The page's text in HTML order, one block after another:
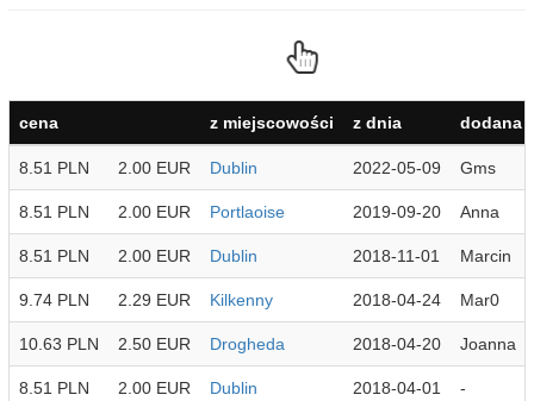
cena z miejscowości z dnia dodana
8.51 PLN 2.00 EUR Dublin 2022-05-09 Gms
8.51 PLN 2.00 EUR Portlaoise 2019-09-20 Anna
8.51 PLN 2.00 EUR Dublin 2018-11-01 Marcin
9.74 PLN 2.29 EUR Kilkenny 2018-04-24 Mar0
10.63 PLN 2.50 EUR Drogheda 2018-04-20 Joanna
8.51 PLN 2.00 EUR Dublin 2018-04-01 -